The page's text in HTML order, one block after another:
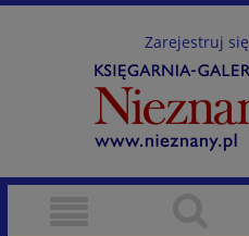
Zarejestruj się